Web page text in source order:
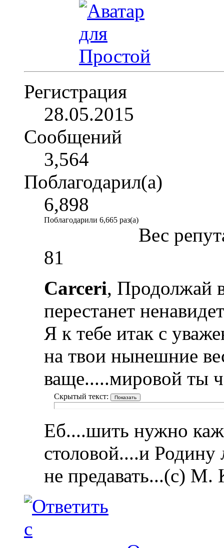
Регистрация
28.05.2015
Сообщений
3,564
Поблагодарил(а)
6,898
Поблагодарили 6,665 раз(а)
Вес
81
Carceri, Продолжай
перестанет
Я к тебе итак с
на твои нынешние
ваще.....мировой ты
Скрытый текст:
Еб....шить нужно
столовой....и
не предавать...(с) М.